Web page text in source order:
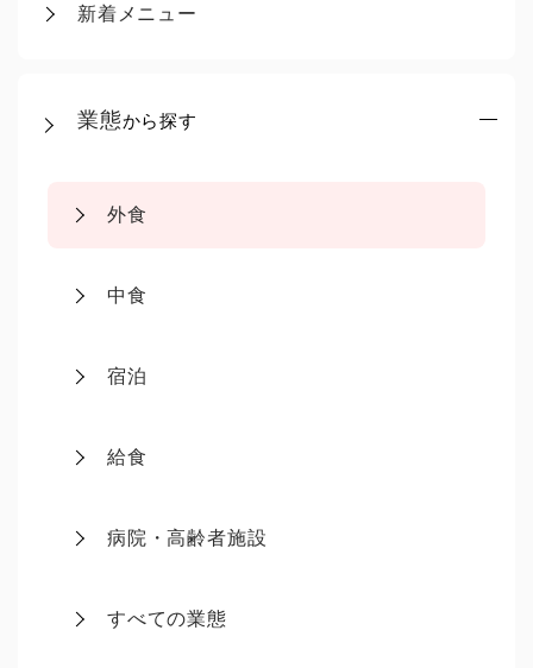
新着メニュー
業態から探す
外食
中食
宿泊
給食
病院・高齢者施設
すべての業態